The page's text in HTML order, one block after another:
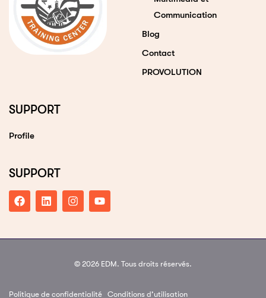
Communication
Blog
Contact
PROVOLUTION
SUPPORT
Profile
SUPPORT
© 2026 EDM. Tous droits réservés.
Politique de confidentialité Conditions d’utilisation